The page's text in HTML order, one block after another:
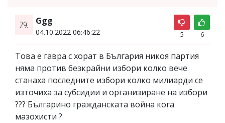
29. Ggg
04.10.2022 06:46:22 5 6
Това е гавра с хорат в България никоя партия
няма против безкрайни избори колко вече
станаха последните избори колко милиарди се
източиха за субсидии и организиране на избори
??? Българино гражданската война кога
мазохисти ?